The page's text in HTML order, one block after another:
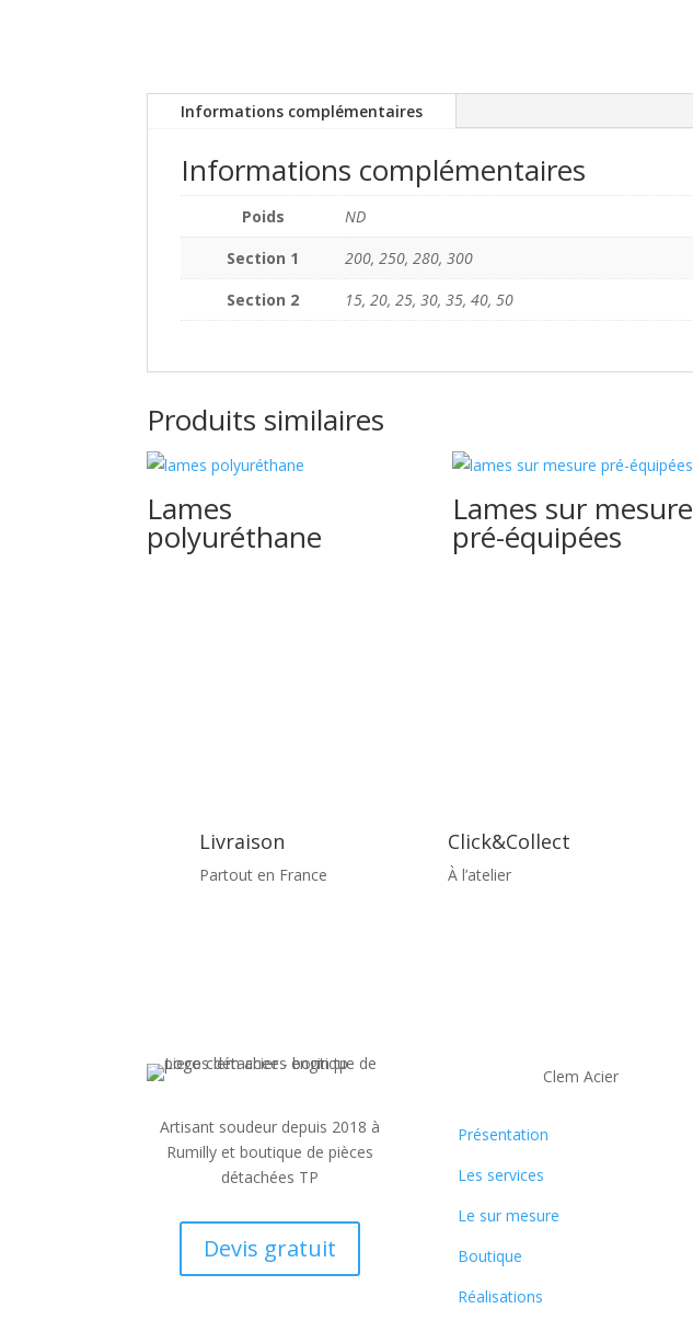
Informations complémentaires
Informations complémentaires
Poids
ND
Section 1
200, 250, 280, 300
Section 2
15, 20, 25, 30, 35, 40, 50
Produits similaires
Lames
polyuréthane
Lames sur mesure
pré-équipées
Livraison
Partout en France
Click&Collect
À l’atelier
Artisant soudeur depuis 2018 à
Rumilly et boutique de pièces
détachées TP
Devis gratuit
Clem Acier
Présentation
Les services
Le sur mesure
Boutique
Réalisations